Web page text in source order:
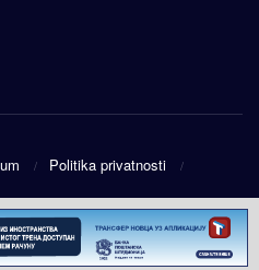
Politika privatnosti
Eye doo